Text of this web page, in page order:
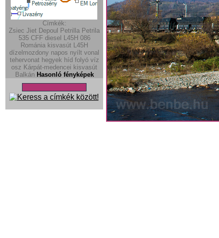
Címkék:
Zsiec Jiet Depoul Petrilla Petrila
535 CFF diesel L45H 086
Románia kisvasút L45H
dízelmozdony napos nyílt vonal
tehervonat hegyek híd folyó víz
osz Kárpát-medencei kisvasút
Balkán Hasonló fényképek